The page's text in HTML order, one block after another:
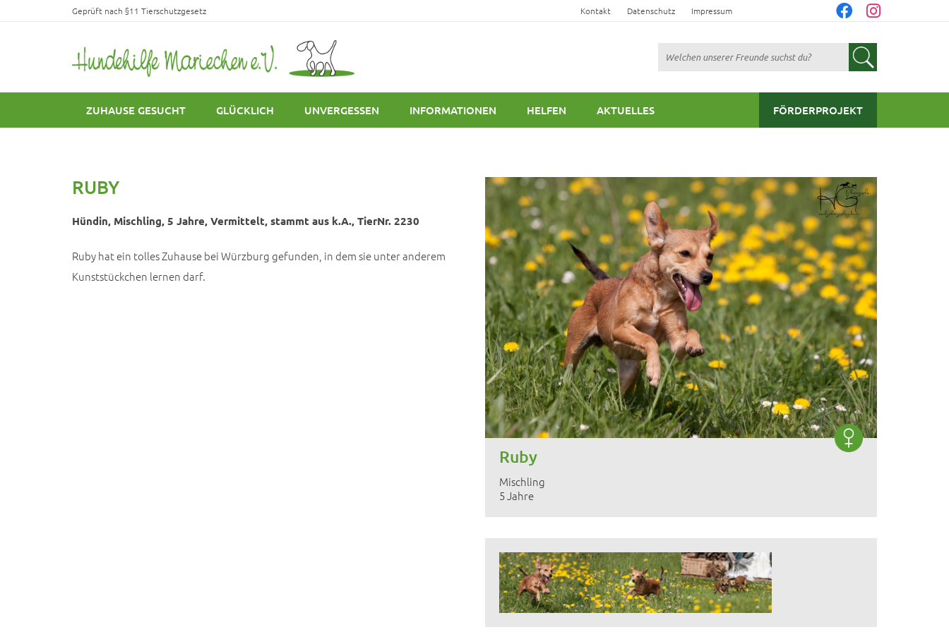
Geprüft nach §11 Tierschutzgesetz Kontakt Datenschutz Impressum
Suchen
ZUHAUSE GESUCHT GLÜCKLICH UNVERGESSEN INFORMATIONEN HELFEN AKTUELLES FÖRDERPROJEKT
RUBY
Hündin, Mischling, 5 Jahre, Vermittelt, stammt aus k.A., TierNr. 2230
Ruby hat ein tolles Zuhause bei Würzburg gefunden, in dem sie unter anderem
Kunststückchen lernen darf.
Ruby
Mischling
5 Jahre